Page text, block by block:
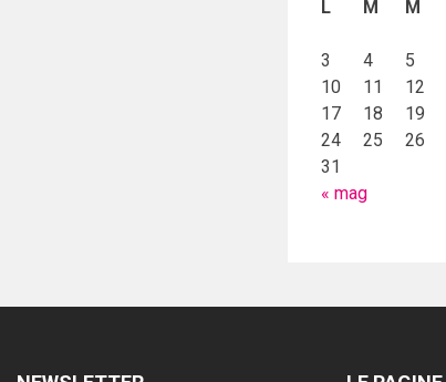
L
M M
« mag
3
4 5
10
11 12
17
18 19
24
25 26
31